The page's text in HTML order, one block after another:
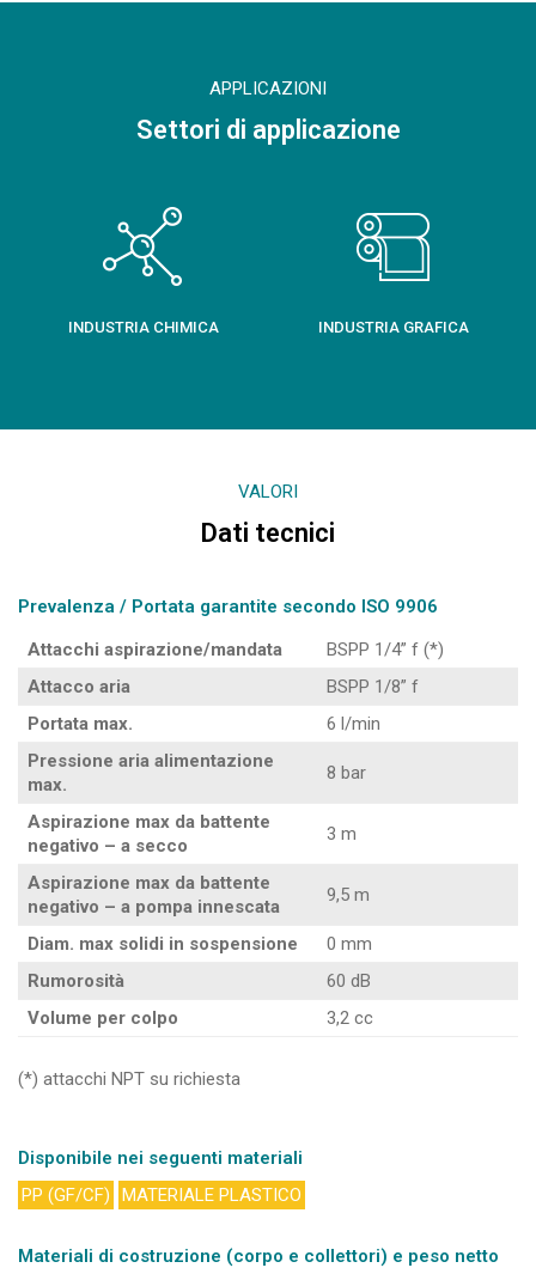
APPLICAZIONI
Settori di applicazione
INDUSTRIA CHIMICA INDUSTRIA GRAFICA
VALORI
Dati tecnici
Prevalenza / Portata garantite secondo ISO 9906
Attacchi aspirazione/mandata
BSPP 1/4” f (*)
Attacco aria
BSPP 1/8” f
Portata max.
6 l/min
Pressione aria alimentazione
max.
8 bar
Aspirazione max da battente
negativo – a secco
3 m
Aspirazione max da battente
negativo – a pompa innescata
9,5 m
Diam. max solidi in sospensione
0 mm
Rumorosità
60 dB
Volume per colpo
3,2 cc
(*) attacchi NPT su richiesta
Disponibile nei seguenti materiali
PP (GF/CF)
MATERIALE PLASTICO
Materiali di costruzione (corpo e collettori) e peso netto